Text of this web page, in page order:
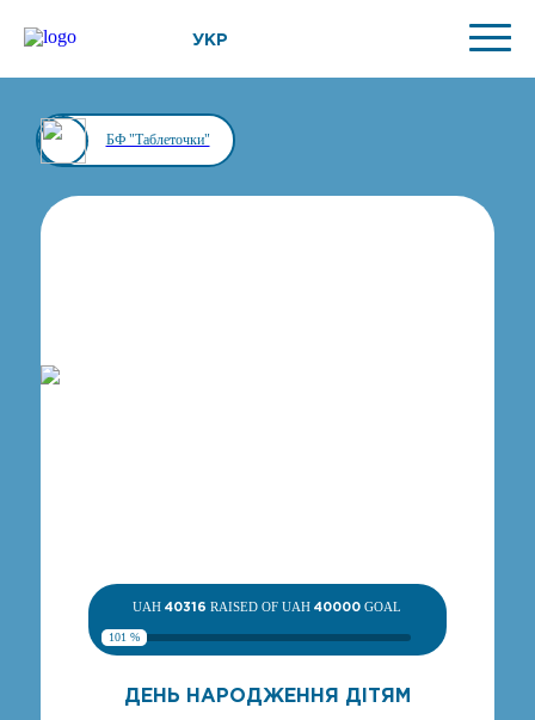
УКР
БФ "Таблеточки"
UAH40316 RAISED OF UAH40000 GOAL
101 %
ДЕНЬ НАРОДЖЕННЯ ДІТЯМ